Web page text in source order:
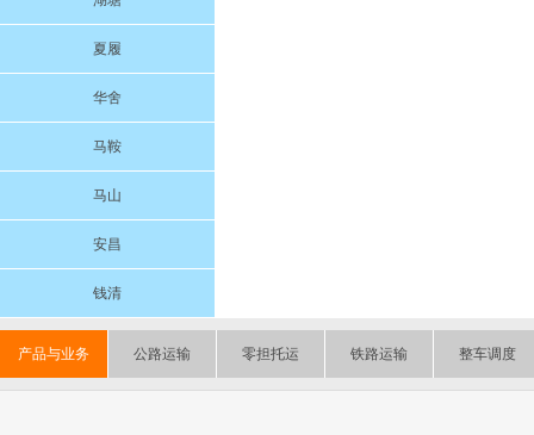
夏履
华舍
马鞍
马山
安昌
钱清
产品与业务 公路运输 零担托运 铁路运输 整车调度